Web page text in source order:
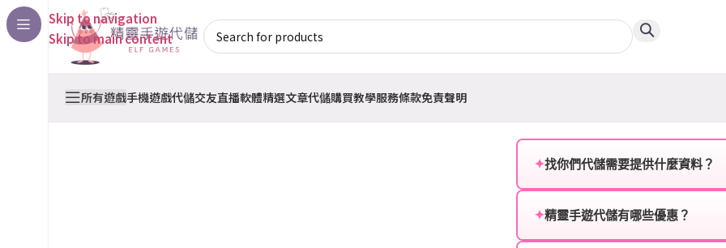
Skip to navigation
Skip to main content
所有遊戲手機遊戲代儲交友直播軟體精選文章代儲購買教學服務條款免責聲明
✦找你們代儲需要提供什麼資料？
✦精靈手遊代儲有哪些優惠？